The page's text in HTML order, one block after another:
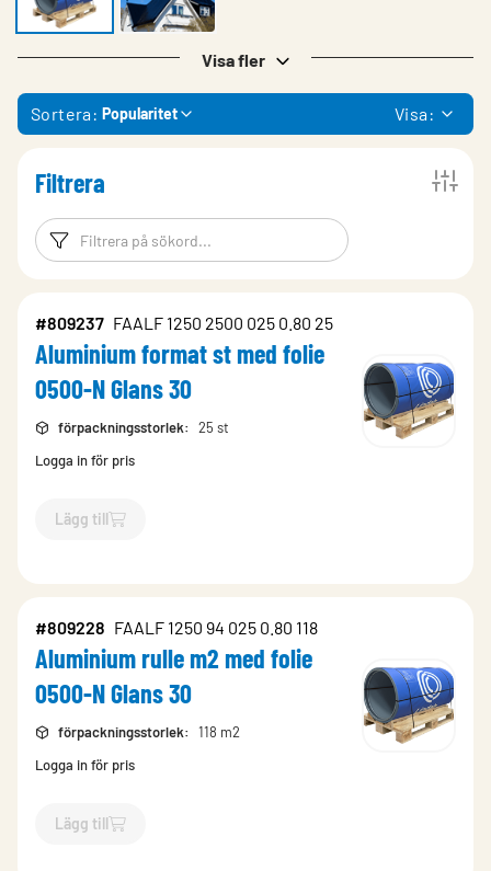
Visa fler
Sortera: Popularitet Visa:
Filtrera
Filtreringsord Filtrera
#809237 FAALF 1250 2500 025 0.80 25
Aluminium format st med folie
0500-N Glans 30
förpackningsstorlek:
25 st
Logga in för pris
Lägg till
`$Lägg till
#809228 FAALF 1250 94 025 0.80 118
Aluminium rulle m2 med folie
0500-N Glans 30
förpackningsstorlek:
118 m2
Logga in för pris
Lägg till
`$Lägg till